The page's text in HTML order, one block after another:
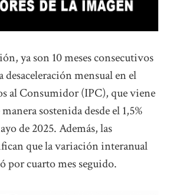
ya son 10 meses consecutivos
mensual en el
al Consumidor (IPC), que viene
sostenida desde el 1,5%
de 2025. Además, las
que la variación interanual
por cuarto mes seguido.